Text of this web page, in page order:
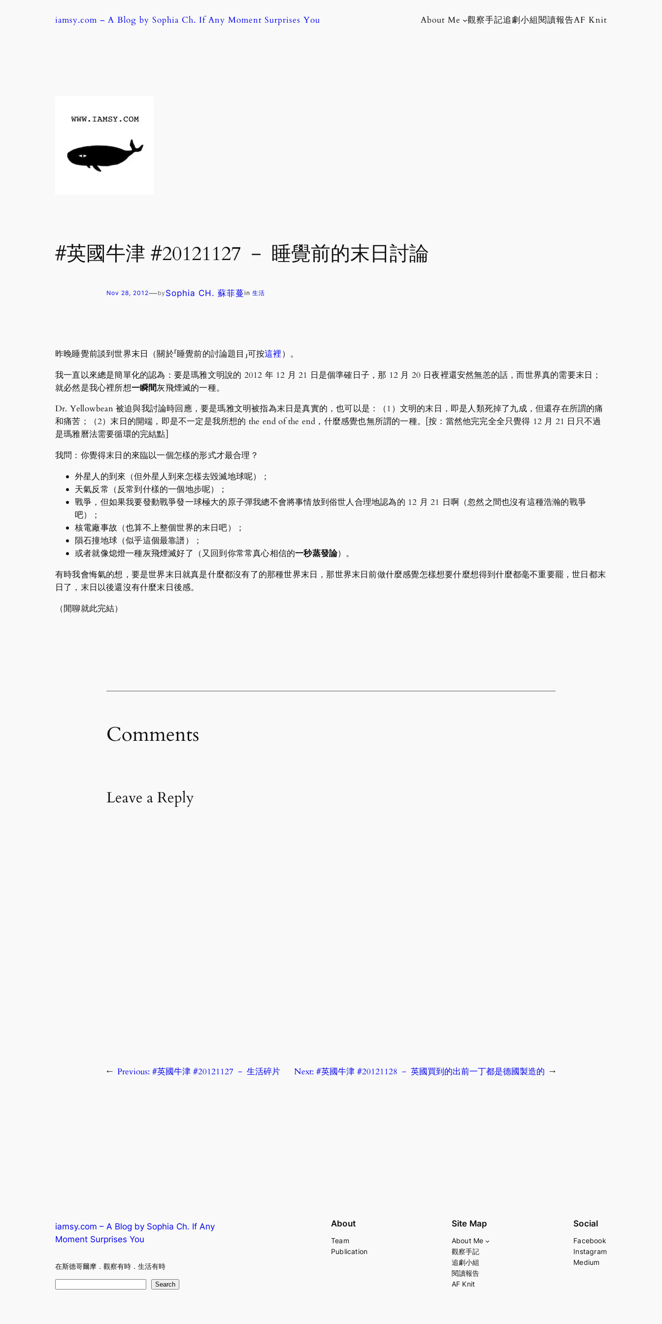
iamsy.com – A Blog by Sophia Ch. If Any Moment Surprises You About Me 觀察手記追劇小組閱讀報告AF Knit
#英國牛津 #20121127 － 睡覺前的末日討論
Nov 28, 2012—by Sophia CH. 蘇菲蔓in 生活
昨晚睡覺前談到世界末日（關於「睡覺前的討論題目」可按這裡）。
我一直以來總是簡單化的認為：要是瑪雅文明說的 2012 年 12 月 21 日是個準確日子，那 12 月 20 日夜裡還安然無恙的話，而世界真的需要末日；
就必然是我心裡所想一瞬間灰飛煙滅的一種。
Dr. Yellowbean 被迫與我討論時回應，要是瑪雅文明被指為末日是真實的，也可以是：（1）文明的末日，即是人類死掉了九成，但還存在所謂的痛
和痛苦；（2）末日的開端，即是不一定是我所想的 the end of the end，什麼感覺也無所謂的一種。[按：當然他完完全全只覺得 12 月 21 日只不過
是瑪雅曆法需要循環的完結點]
我問：你覺得末日的來臨以一個怎樣的形式才最合理？
外星人的到來（但外星人到來怎樣去毀滅地球呢）；
天氣反常（反常到什樣的一個地步呢）；
戰爭，但如果我要發動戰爭發一球極大的原子彈我總不會將事情放到俗世人合理地認為的 12 月 21 日啊（忽然之間也沒有這種浩瀚的戰爭
吧）；
核電廠事故（也算不上整個世界的末日吧）；
隕石撞地球（似乎這個最靠譜）；
或者就像熄燈一種灰飛煙滅好了（又回到你常常真心相信的一秒蒸發論）。
有時我會悔氣的想，要是世界末日就真是什麼都沒有了的那種世界末日，那世界末日前做什麼感覺怎樣想要什麼想得到什麼都毫不重要罷，世日都末
日了，末日以後還沒有什麼末日後感。
（閒聊就此完結）
Comments
Leave a Reply
← Previous: #英國牛津 #20121127 － 生活碎片 Next: #英國牛津 #20121128 － 英國買到的出前一丁都是德國製造的 →
iamsy.com – A Blog by Sophia Ch. If Any
Moment Surprises You
在斯德哥爾摩．觀察有時．生活有時
Search
About
Team
Publication
Site Map
About Me
觀察手記
追劇小組
閱讀報告
AF Knit
Social
Facebook
Instagram
Medium